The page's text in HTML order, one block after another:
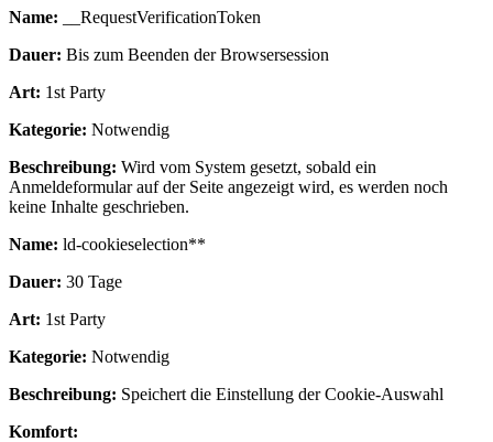
Name: __RequestVerificationToken
Dauer: Bis zum Beenden der Browsersession
Art: 1st Party
Kategorie: Notwendig
Beschreibung: Wird vom System gesetzt, sobald ein
Anmeldeformular auf der Seite angezeigt wird, es werden noch
keine Inhalte geschrieben.
Name: ld-cookieselection**
Dauer: 30 Tage
Art: 1st Party
Kategorie: Notwendig
Beschreibung: Speichert die Einstellung der Cookie-Auswahl
Komfort: